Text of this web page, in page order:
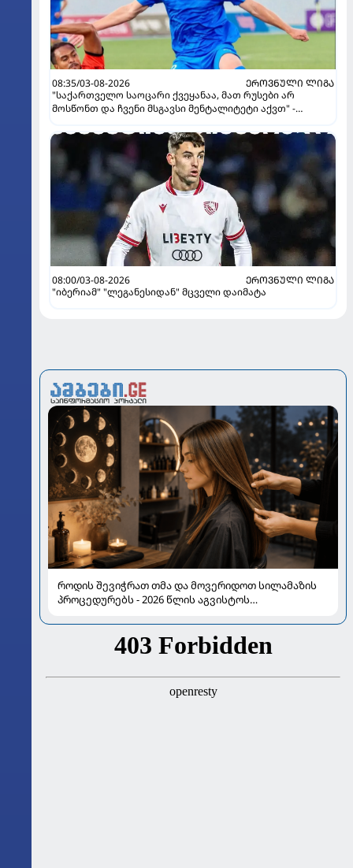
08:35/03-08-2026
ᲔᲠᲝᲕᲜᲣᲚᲘ ᲚᲘᲒᲐ
"საქართველო საოცარი ქვეყანაა, მათ რუსები არ
მოსწონთ და ჩვენი მსგავსი მენტალიტეტი აქვთ" -
08:00/03-08-2026
ᲔᲠᲝᲕᲜᲣᲚᲘ ᲚᲘᲒᲐ
"იბერიამ" "ლეგანესიდან" მცველი დაიმატა
როდის შევიჭრათ თმა და მოვერიდოთ სილამაზის
პროცედურებს - 2026 წლის აგვისტოს